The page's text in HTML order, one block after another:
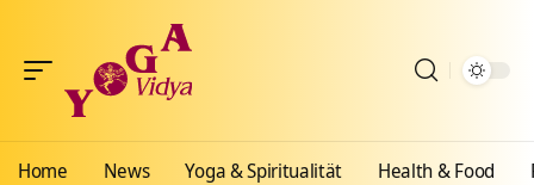
Home News Yoga & Spiritualität Health & Food